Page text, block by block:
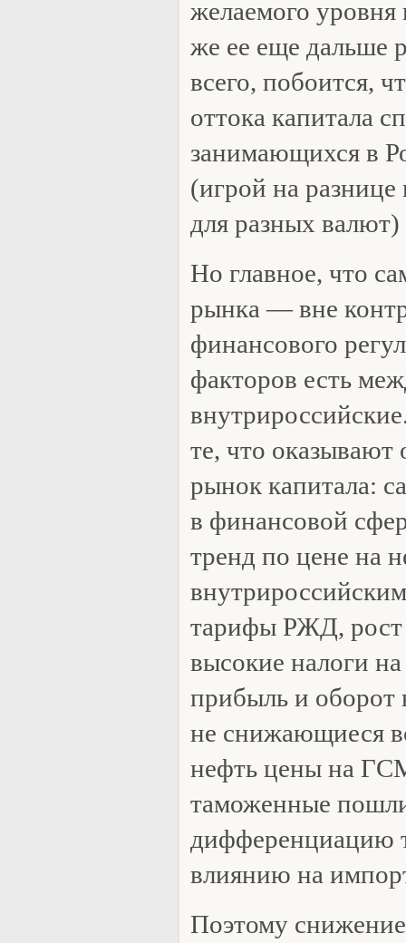
желаемого
же ее еще дальше
всего, побоится,
оттока капитала
занимающихся в
(игрой на
для разных
Но главное, что
рынка — вне
финансового
факторов есть
те, что оказывают
рынок капитала:
в финансовой
тренд по цене на
тарифы РЖД,
высокие налоги
прибыль и оборот
не снижающиеся
нефть цены на
таможенные
дифференциацию
влиянию на
Поэтому